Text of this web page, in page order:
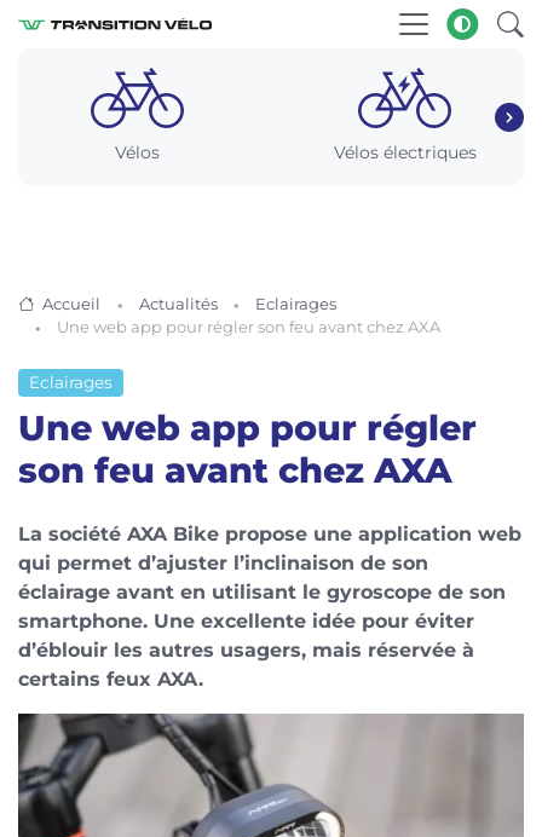
Vélos Vélos électriques
Accueil Actualités
Eclairages
Une web app pour régler son feu avant chez AXA
Eclairages
Une web app pour régler
son feu avant chez AXA
La société AXA Bike propose une application web
qui permet d’ajuster l’inclinaison de son
éclairage avant en utilisant le gyroscope de son
smartphone. Une excellente idée pour éviter
d’éblouir les autres usagers, mais réservée à
certains feux AXA.